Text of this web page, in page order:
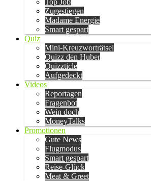
Top Job
Zugestiegen
Madame Energie
Smart gespart
Quiz
Mini-Kreuzworträtsel
Quizz den Huber
Quizzticle
Aufgedeckt
Videos
Reportagen
Fragenbot
Wein doch
MoneyTalks
Promotionen
Gute News
Flugmodus
Smart gespart
Reise-Glück
Meat & Greet